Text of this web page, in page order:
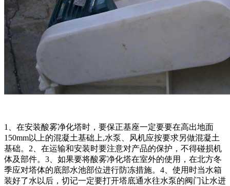
1、在安装酸雾净化塔时，要保正基座一定要要在高出地面
150mm以上的混凝土基础上,水泵、风机应按要求另做混凝土
基础。2、在运输和安装时要注意对产品的保护，不得碰损机
体及部件。3、如果要将酸雾净化塔在室外的使用，在北方冬
季应对塔体的底部水池部位进行防冻措施。4、使用时当水箱
装好了水以后，切记一定要打开塔底通水往水泵的阀门让水进